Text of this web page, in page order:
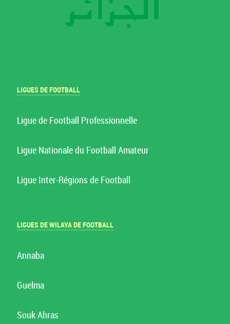
LIGUES DE FOOTBALL
Ligue de Football Professionnelle
Ligue Nationale du Football Amateur
Ligue Inter-Régions de Football
LIGUES DE WILAYA DE FOOTBALL
Annaba
Guelma
Souk Ahras